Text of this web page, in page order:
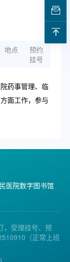
地点
预约
挂号
药事管理、临
面工作，参与
医院数字图书馆
，受理挂号、预
（正常上班